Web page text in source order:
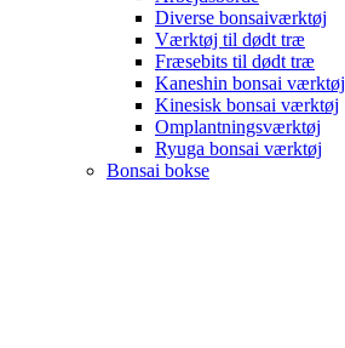
Diverse bonsaiværktøj
Værktøj til dødt træ
Fræsebits til dødt træ
Kaneshin bonsai værktøj
Kinesisk bonsai værktøj
Omplantningsværktøj
Ryuga bonsai værktøj
Bonsai bokse